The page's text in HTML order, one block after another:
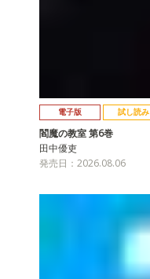
電子版 試し読み
閻魔の教室 第6巻
田中優吏
発売日：2026.08.06